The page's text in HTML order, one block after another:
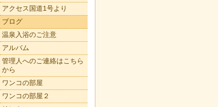
アクセス国道1号より
ブログ
温泉入浴のご注意
アルバム
管理人へのご連絡はこちら
から
ワンコの部屋
ワンコの部屋２